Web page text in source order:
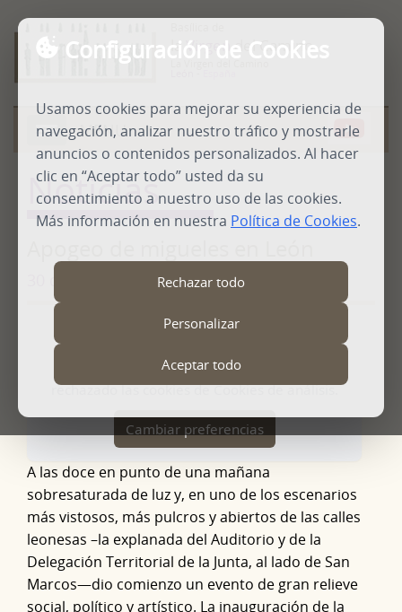
Configuración de Cookies
Usamos cookies para mejorar su experiencia de
navegación, analizar nuestro tráfico y mostrarle
anuncios o contenidos personalizados. Al hacer
clic en “Aceptar todo” usted da su
consentimiento a nuestro uso de las cookies.
Más información en nuestra Política de Cookies.
Rechazar todo
Personalizar
Aceptar todo
la Virgen del Camino
Abrir
menú
MENU
Noticias
30 de julio de 2015
No puedes ver este contenido porque has
rechazado las cookies de Cookies de análisis.
Cambiar preferencias
A las doce en punto de una mañana
sobresaturada de luz y, en uno de los escenarios
más vistosos, más pulcros y abiertos de las calles
leonesas –la explanada del Auditorio y de la
Delegación Territorial de la Junta, al lado de San
Marcos—dio comienzo un evento de gran relieve
social, político y artístico. La inauguración de la